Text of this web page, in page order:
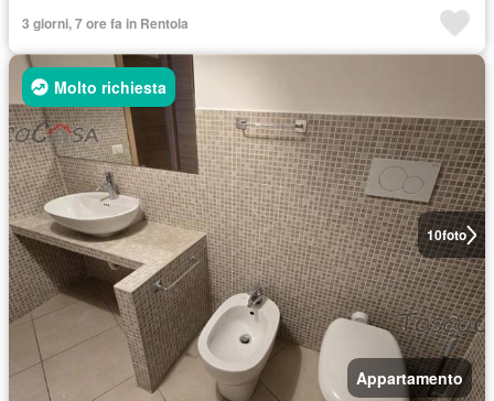
3 giorni, 7 ore fa in Rentola
10foto
Molto richiesta
Appartamento